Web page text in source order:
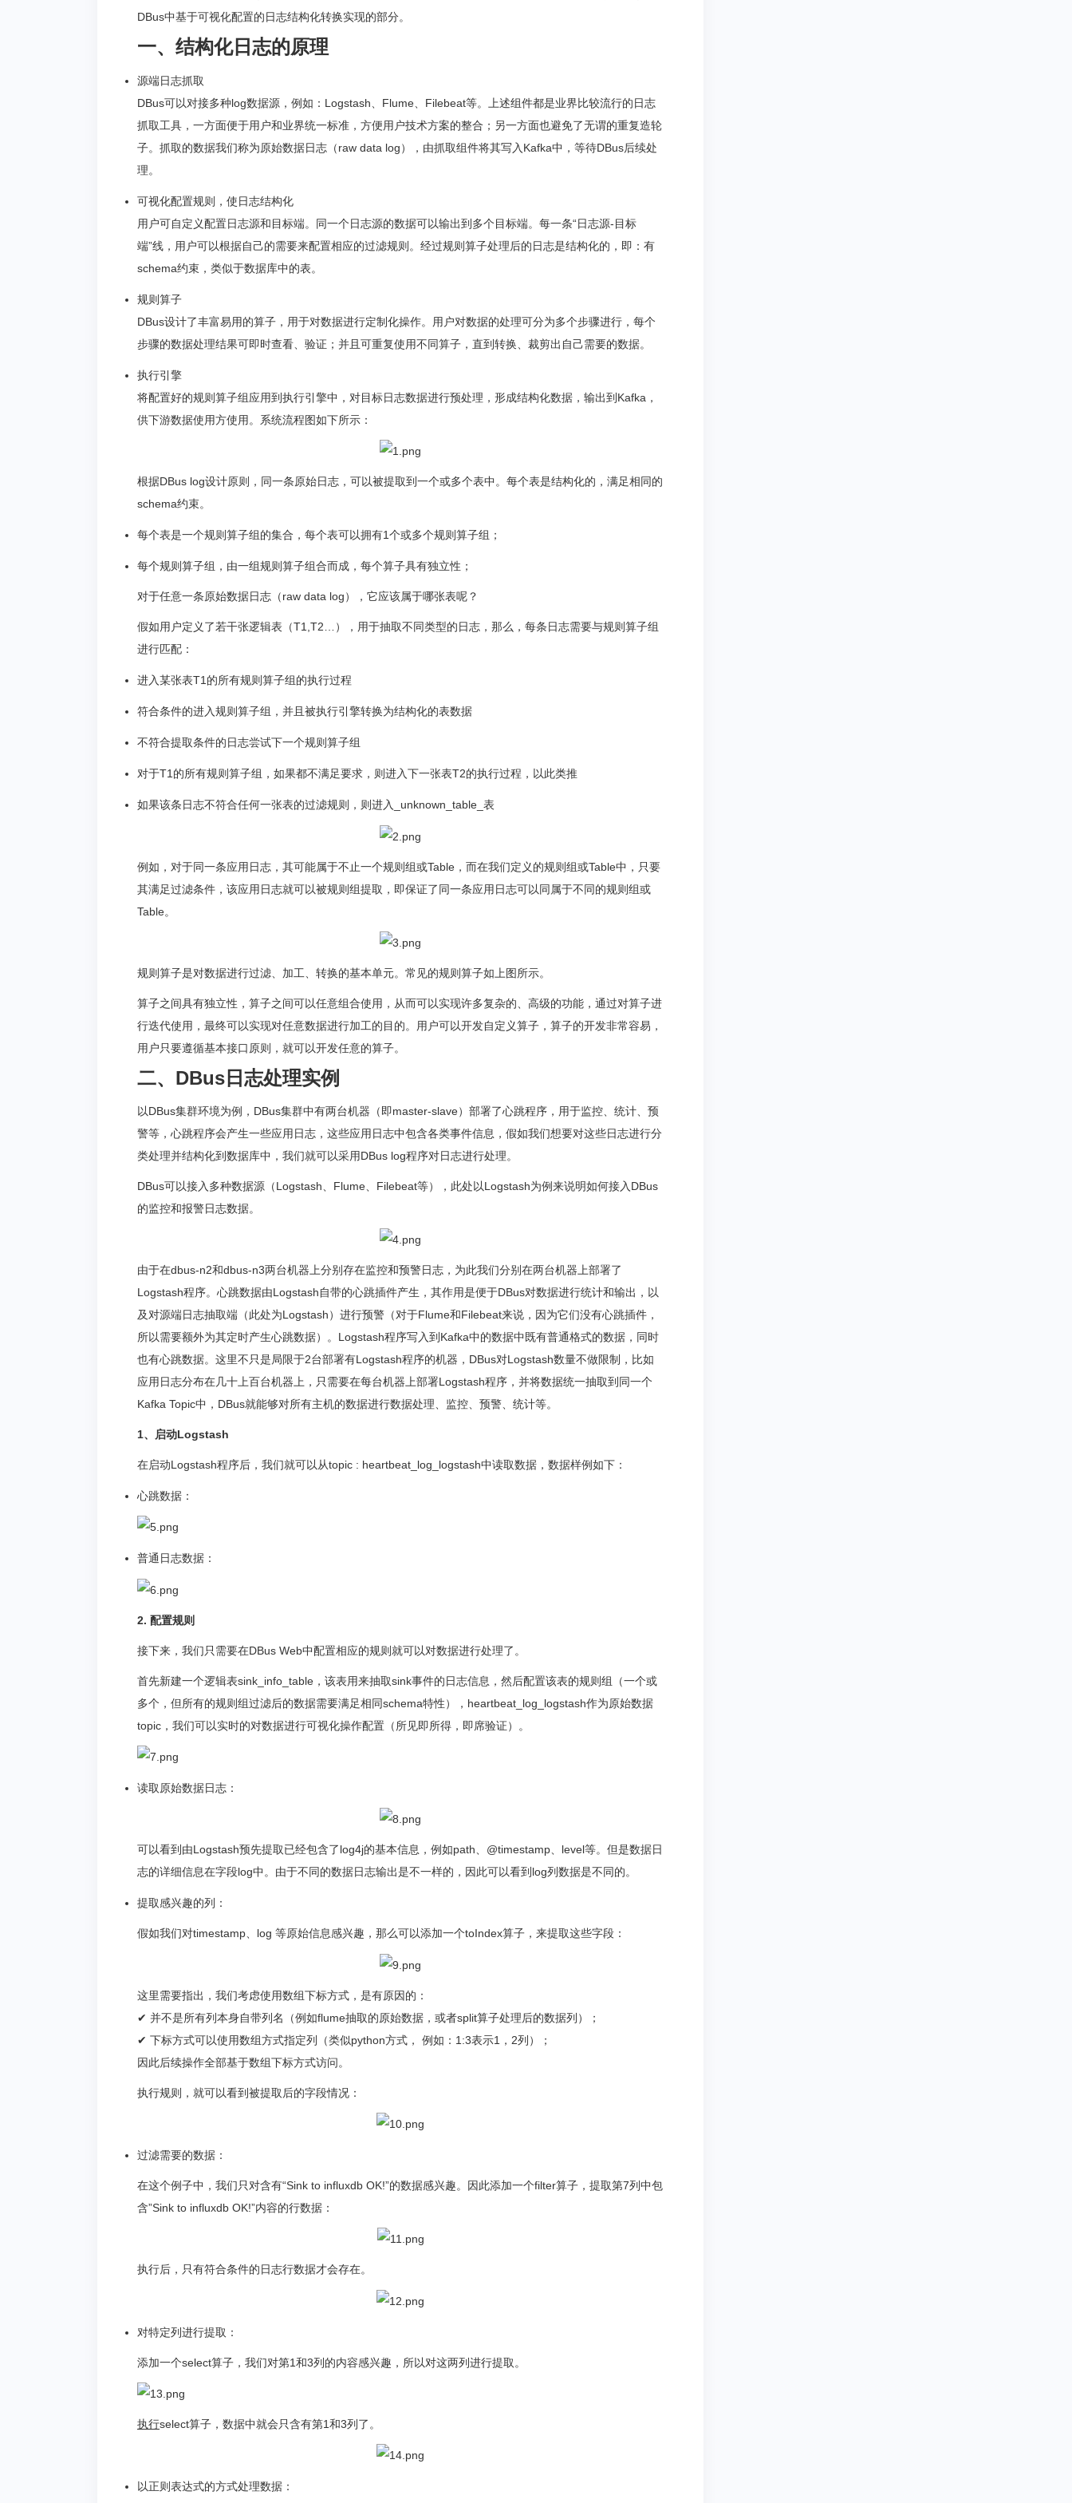
DBus中基于可视化配置的日志结构化转换实现的部分。
一、结构化日志的原理
源端日志抓取
DBus可以对接多种log数据源，例如：Logstash、Flume、Filebeat等。上述组件都是业界比较流行的日志
抓取工具，一方面便于用户和业界统一标准，方便用户技术方案的整合；另一方面也避免了无谓的重复造轮
子。抓取的数据我们称为原始数据日志（raw data log），由抓取组件将其写入Kafka中，等待DBus后续处
理。
可视化配置规则，使日志结构化
用户可自定义配置日志源和目标端。同一个日志源的数据可以输出到多个目标端。每一条“日志源-目标
端”线，用户可以根据自己的需要来配置相应的过滤规则。经过规则算子处理后的日志是结构化的，即：有
schema约束，类似于数据库中的表。
规则算子
DBus设计了丰富易用的算子，用于对数据进行定制化操作。用户对数据的处理可分为多个步骤进行，每个
步骤的数据处理结果可即时查看、验证；并且可重复使用不同算子，直到转换、裁剪出自己需要的数据。
执行引擎
将配置好的规则算子组应用到执行引擎中，对目标日志数据进行预处理，形成结构化数据，输出到Kafka，
供下游数据使用方使用。系统流程图如下所示：
根据DBus log设计原则，同一条原始日志，可以被提取到一个或多个表中。每个表是结构化的，满足相同的
schema约束。
每个表是一个规则算子组的集合，每个表可以拥有1个或多个规则算子组；
每个规则算子组，由一组规则算子组合而成，每个算子具有独立性；
对于任意一条原始数据日志（raw data log），它应该属于哪张表呢？
假如用户定义了若干张逻辑表（T1,T2…），用于抽取不同类型的日志，那么，每条日志需要与规则算子组
进行匹配：
进入某张表T1的所有规则算子组的执行过程
符合条件的进入规则算子组，并且被执行引擎转换为结构化的表数据
不符合提取条件的日志尝试下一个规则算子组
对于T1的所有规则算子组，如果都不满足要求，则进入下一张表T2的执行过程，以此类推
如果该条日志不符合任何一张表的过滤规则，则进入_unknown_table_表
例如，对于同一条应用日志，其可能属于不止一个规则组或Table，而在我们定义的规则组或Table中，只要
其满足过滤条件，该应用日志就可以被规则组提取，即保证了同一条应用日志可以同属于不同的规则组或
Table。
规则算子是对数据进行过滤、加工、转换的基本单元。常见的规则算子如上图所示。
算子之间具有独立性，算子之间可以任意组合使用，从而可以实现许多复杂的、高级的功能，通过对算子进
行迭代使用，最终可以实现对任意数据进行加工的目的。用户可以开发自定义算子，算子的开发非常容易，
用户只要遵循基本接口原则，就可以开发任意的算子。
二、DBus日志处理实例
以DBus集群环境为例，DBus集群中有两台机器（即master-slave）部署了心跳程序，用于监控、统计、预
警等，心跳程序会产生一些应用日志，这些应用日志中包含各类事件信息，假如我们想要对这些日志进行分
类处理并结构化到数据库中，我们就可以采用DBus log程序对日志进行处理。
DBus可以接入多种数据源（Logstash、Flume、Filebeat等），此处以Logstash为例来说明如何接入DBus
的监控和报警日志数据。
由于在dbus-n2和dbus-n3两台机器上分别存在监控和预警日志，为此我们分别在两台机器上部署了
Logstash程序。心跳数据由Logstash自带的心跳插件产生，其作用是便于DBus对数据进行统计和输出，以
及对源端日志抽取端（此处为Logstash）进行预警（对于Flume和Filebeat来说，因为它们没有心跳插件，
所以需要额外为其定时产生心跳数据）。Logstash程序写入到Kafka中的数据中既有普通格式的数据，同时
也有心跳数据。这里不只是局限于2台部署有Logstash程序的机器，DBus对Logstash数量不做限制，比如
应用日志分布在几十上百台机器上，只需要在每台机器上部署Logstash程序，并将数据统一抽取到同一个
Kafka Topic中，DBus就能够对所有主机的数据进行数据处理、监控、预警、统计等。
1、启动Logstash
在启动Logstash程序后，我们就可以从topic : heartbeat_log_logstash中读取数据，数据样例如下：
心跳数据：
普通日志数据：
2. 配置规则
接下来，我们只需要在DBus Web中配置相应的规则就可以对数据进行处理了。
首先新建一个逻辑表sink_info_table，该表用来抽取sink事件的日志信息，然后配置该表的规则组（一个或
多个，但所有的规则组过滤后的数据需要满足相同schema特性），heartbeat_log_logstash作为原始数据
topic，我们可以实时的对数据进行可视化操作配置（所见即所得，即席验证）。
读取原始数据日志：
可以看到由Logstash预先提取已经包含了log4j的基本信息，例如path、@timestamp、level等。但是数据日
志的详细信息在字段log中。由于不同的数据日志输出是不一样的，因此可以看到log列数据是不同的。
提取感兴趣的列：
假如我们对timestamp、log 等原始信息感兴趣，那么可以添加一个toIndex算子，来提取这些字段：
这里需要指出，我们考虑使用数组下标方式，是有原因的：
✔ 并不是所有列本身自带列名（例如flume抽取的原始数据，或者split算子处理后的数据列）；
✔ 下标方式可以使用数组方式指定列（类似python方式， 例如：1:3表示1，2列）；
因此后续操作全部基于数组下标方式访问。
执行规则，就可以看到被提取后的字段情况：
过滤需要的数据：
在这个例子中，我们只对含有“Sink to influxdb OK!”的数据感兴趣。因此添加一个filter算子，提取第7列中包
含”Sink to influxdb OK!”内容的行数据：
执行后，只有符合条件的日志行数据才会存在。
对特定列进行提取：
添加一个select算子，我们对第1和3列的内容感兴趣，所以对这两列进行提取。
执行select算子，数据中就会只含有第1和3列了。
以正则表达式的方式处理数据：